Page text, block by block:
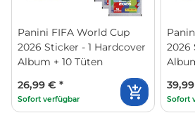
Panini FIFA World Cup
2026 Sticker - 1 Hardcover
Album + 10 Tüten
26,99 € *
Sofort verfügbar
2026
Sofort